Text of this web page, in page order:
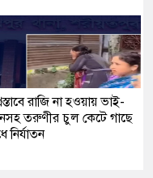
রাজি না হওয়ায় ভাই-
তরুণীর চুল কেটে গাছে
নির্যাতন